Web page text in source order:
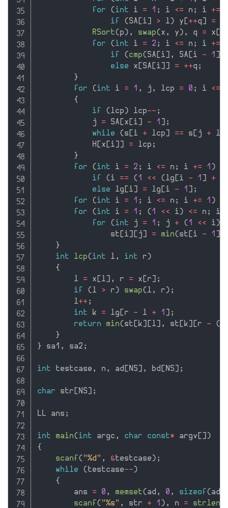
for
( int i = 1 ; i <= n ; i +=
if
( SA i > l ) y ++q =
RSort( p ) , swap( x , y ) , q = x
for
( int i = 2 ; i <= n ; i +=
if
( cmp( SA i , SA i - 1
else x SA i = ++q ;
}
for
( int i = 1 , j , lcp = 0 ; i <=
{
if
( lcp ) lcp-- ;
            j
= SA x i - 1
;
while
( s i + lcp == s j +
            H
x i = lcp ;
}
for
( int i = 2 ; i <= n ; i += 1 )
if
( i == ( 1 << ( lg i - 1 +
else lg i = lg i - 1
;
for
( int i = 1 ; i <= n ; i += 1 )
for
( int i = 1 ; ( 1 << i ) <= n ; i
for
( int j = 1 ; j + ( 1 << i )
                st
i j = min( st i - 1
}
int
lcp( int l , int r )
{
        l
= x l , r = x r
;
if
( l > r ) swap( l , r ) ;
        l
++ ;
int k = lg r - l + 1
;
return
min( st k l , st k r - (
}
} sa1 , sa2 ;
int testcase , n , ad NS , bd NS ;
char str NS ;
LL ans ;
int main( int argc , char const* argv
)
{
scanf ( "%d" , &testcase ) ;
while
( testcase-- )
{
        ans
= 0 , memset( ad , 0 , sizeof ( ad
scanf ( "%s" , str + 1 ) , n = strlen